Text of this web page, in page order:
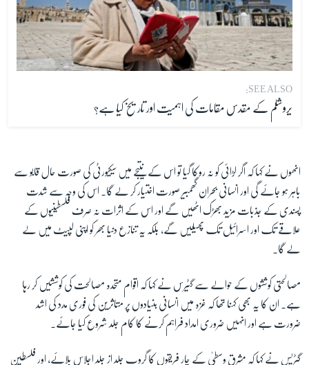
SEE ALSO:
یروشلم کے مقدس مقامات کی اہمیت اور تاریخ کیا ہے؟
انھوں نے کہا کہ اگر لڑائی کو نہ روکا گیا تو اس کے نتیجے میں سیکیورٹی کی صورت حال قابو سے
باہر ہو جائے گی اور انسانی بحران گھمبیر صورت اختیار کر لے گا۔ اس کی وجہ سے شدت
پسندی کے جذبات مزید بھڑک اٹھیں گے اور اس کے اثرات نہ صرف فلسطینیوں کے
علاقے تک اور اسرائیل تک پھیلیں گے، بلکہ یہ تنازع دنیا بھر کو اپنی لپیٹ میں لے
لے گا۔
مصالحتی کوششوں کے حوالے سے گٹیرس نے کہا کہ اقوام متحدہ مصالحت کی کوششیں کر رہا
ہے۔ ان کا یہ بھی کہنا تھا کہ غزہ میں انسانی بنیادوں پر متاثرین کی فوری مدد کی اشد
ضرورت ہے اور انہیں ضروری امداد فراہم کرنے کا کام جلد شروع کیا جائے۔
گٹریس نے کہا کہ مشرق وسطیٰ
کے چار فریقوں کا گروپ جلد از جلد اجلاس بلائے، اور فلسطین